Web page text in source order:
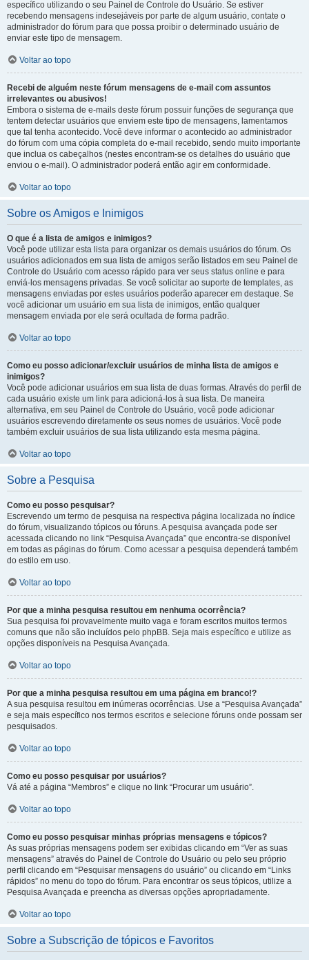
específico utilizando o seu Painel de Controle do Usuário. Se estiver
recebendo mensagens indesejáveis por parte de algum usuário, contate o
administrador do fórum para que possa proibir o determinado usuário de
enviar este tipo de mensagem.
Voltar ao topo
Recebi de alguém neste fórum mensagens de e-mail com assuntos
irrelevantes ou abusivos!
Embora o sistema de e-mails deste fórum possuir funções de segurança que
tentem detectar usuários que enviem este tipo de mensagens, lamentamos
que tal tenha acontecido. Você deve informar o acontecido ao administrador
do fórum com uma cópia completa do e-mail recebido, sendo muito importante
que inclua os cabeçalhos (nestes encontram-se os detalhes do usuário que
enviou o e-mail). O administrador poderá então agir em conformidade.
Voltar ao topo
Sobre os Amigos e Inimigos
O que é a lista de amigos e inimigos?
Você pode utilizar esta lista para organizar os demais usuários do fórum. Os
usuários adicionados em sua lista de amigos serão listados em seu Painel de
Controle do Usuário com acesso rápido para ver seus status online e para
enviá-los mensagens privadas. Se você solicitar ao suporte de templates, as
mensagens enviadas por estes usuários poderão aparecer em destaque. Se
você adicionar um usuário em sua lista de inimigos, então qualquer
mensagem enviada por ele será ocultada de forma padrão.
Voltar ao topo
Como eu posso adicionar/excluir usuários de minha lista de amigos e
inimigos?
Você pode adicionar usuários em sua lista de duas formas. Através do perfil de
cada usuário existe um link para adicioná-los à sua lista. De maneira
alternativa, em seu Painel de Controle do Usuário, você pode adicionar
usuários escrevendo diretamente os seus nomes de usuários. Você pode
também excluir usuários de sua lista utilizando esta mesma página.
Voltar ao topo
Sobre a Pesquisa
Como eu posso pesquisar?
Escrevendo um termo de pesquisa na respectiva página localizada no índice
do fórum, visualizando tópicos ou fóruns. A pesquisa avançada pode ser
acessada clicando no link “Pesquisa Avançada” que encontra-se disponível
em todas as páginas do fórum. Como acessar a pesquisa dependerá também
do estilo em uso.
Voltar ao topo
Por que a minha pesquisa resultou em nenhuma ocorrência?
Sua pesquisa foi provavelmente muito vaga e foram escritos muitos termos
comuns que não são incluídos pelo phpBB. Seja mais específico e utilize as
opções disponíveis na Pesquisa Avançada.
Voltar ao topo
Por que a minha pesquisa resultou em uma página em branco!?
A sua pesquisa resultou em inúmeras ocorrências. Use a “Pesquisa Avançada”
e seja mais específico nos termos escritos e selecione fóruns onde possam ser
pesquisados.
Voltar ao topo
Como eu posso pesquisar por usuários?
Vá até a página “Membros” e clique no link “Procurar um usuário”.
Voltar ao topo
Como eu posso pesquisar minhas próprias mensagens e tópicos?
As suas próprias mensagens podem ser exibidas clicando em “Ver as suas
mensagens” através do Painel de Controle do Usuário ou pelo seu próprio
perfil clicando em “Pesquisar mensagens do usuário” ou clicando em “Links
rápidos” no menu do topo do fórum. Para encontrar os seus tópicos, utilize a
Pesquisa Avançada e preencha as diversas opções apropriadamente.
Voltar ao topo
Sobre a Subscrição de tópicos e Favoritos